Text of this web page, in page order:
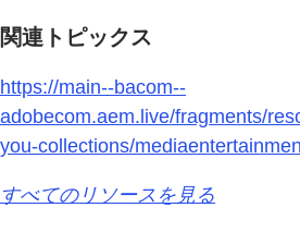
関連トピックス
https://main--bacom--
adobecom.aem.live/fragments/
you-collections/
すべてのリソースを見る